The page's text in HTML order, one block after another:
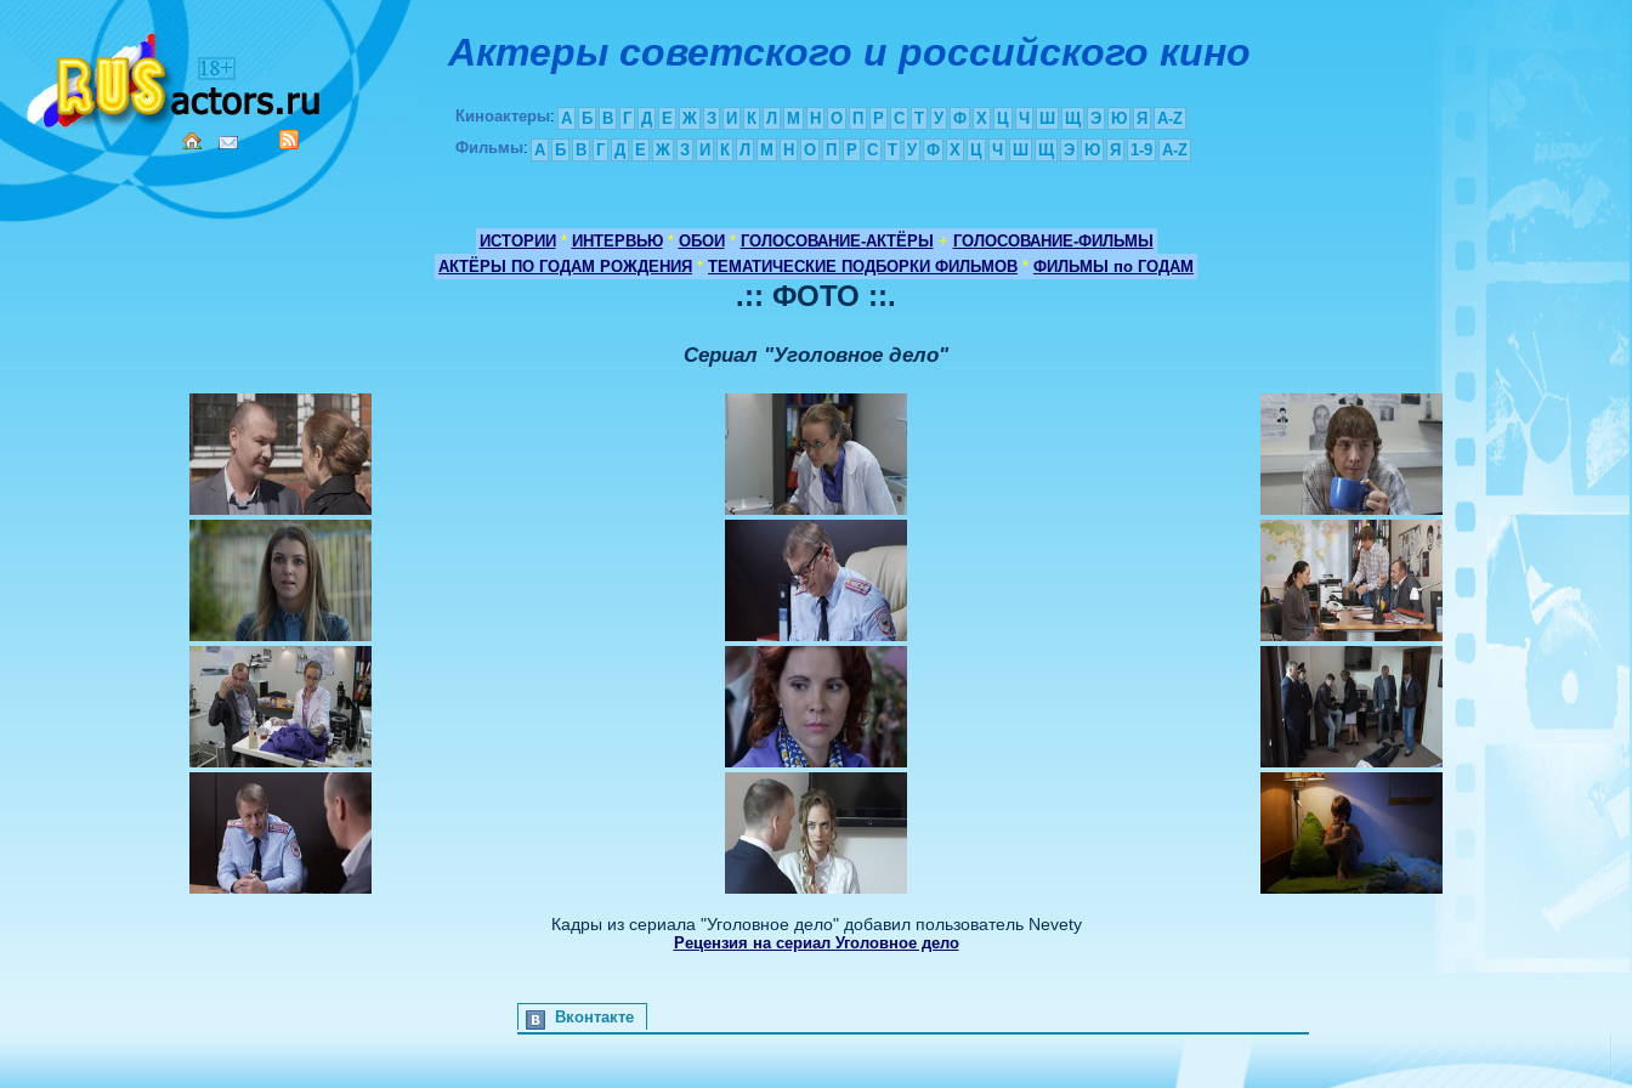
Актеры советского и российского кино
Киноактеры: А Б В Г Д Е Ж З И К Л М Н О П Р С Т У Ф Х Ц Ч Ш Щ Э Ю Я
A-Z
Фильмы: А Б В Г Д Е Ж З И К Л М Н О П Р С Т У Ф Х Ц Ч Ш Щ Э Ю Я 1-9 A-Z
ИСТОРИИ * ИНТЕРВЬЮ * ОБОИ * ГОЛОСОВАНИЕ-АКТЁРЫ + ГОЛОСОВАНИЕ-ФИЛЬМЫ
АКТЁРЫ ПО ГОДАМ РОЖДЕНИЯ * ТЕМАТИЧЕСКИЕ ПОДБОРКИ ФИЛЬМОВ * ФИЛЬМЫ по ГОДАМ
.:: ФОТО ::.
Сериал "Уголовное дело"
Кадры из сериала "Уголовное дело" добавил пользователь Nevety
Рецензия на сериал Уголовное дело
Вконтакте